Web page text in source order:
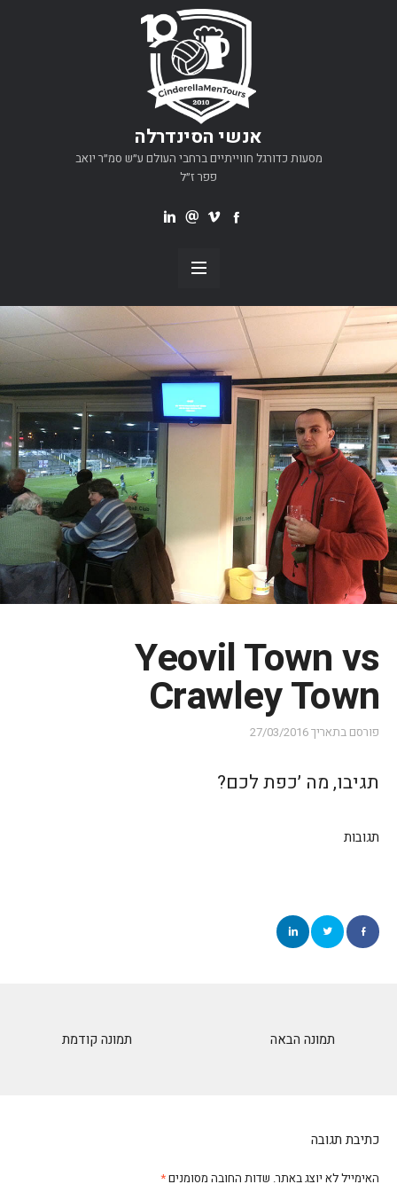
אנשי הסינדרלה
מסעות כדורגל חווייתיים ברחבי העולם ע״ש סמ״ר יואב
פפר ז״ל
Yeovil Town vs
Crawley Town
פורסם בתאריך27/03/2016
תגיבו, מה ׳כפת לכם?
תגובות
תמונה קודמת תמונה הבאה
כתיבת תגובה
האימייל לא יוצג באתר. שדות החובה מסומנים*